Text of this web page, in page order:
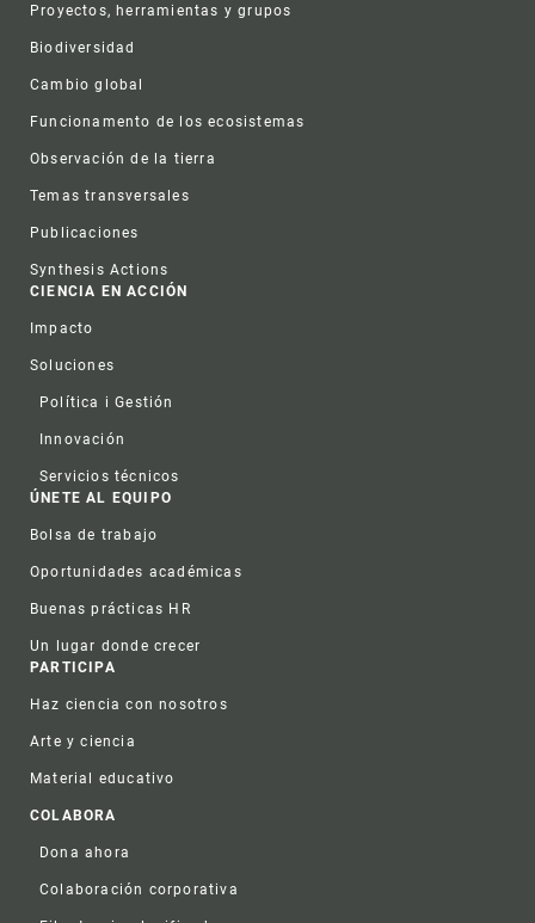
Proyectos, herramientas y grupos
Biodiversidad
Cambio global
Funcionamento de los ecosistemas
Observación de la tierra
Temas transversales
Publicaciones
Synthesis Actions
CIENCIA EN ACCIÓN
Impacto
Soluciones
Política i Gestión
Innovación
Servicios técnicos
ÚNETE AL EQUIPO
Bolsa de trabajo
Oportunidades académicas
Buenas prácticas HR
Un lugar donde crecer
PARTICIPA
Haz ciencia con nosotros
Arte y ciencia
Material educativo
COLABORA
Dona ahora
Colaboración corporativa